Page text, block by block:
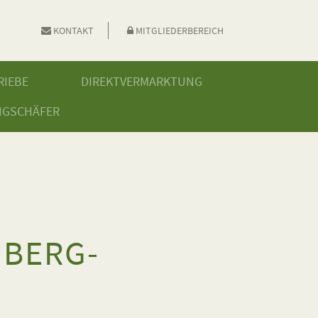
KONTAKT MITGLIEDERBEREICH
DIREKTVERMARKTUNG